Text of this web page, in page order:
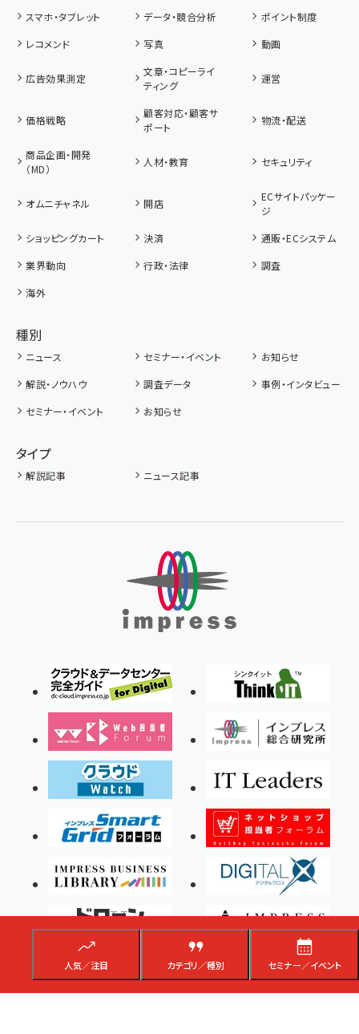
人気／注目 カテゴリ／種別 セミナー／イベント
スマホ・タブレット
データ・競合分析
ポイント制度
レコメンド
写真 動画
広告効果測定
文章・コピーライ
ティング
運営
価格戦略
顧客対応・顧客サ
ポート
物流・配送
商品企画・開発
（MD）
人材・教育 セキュリティ
オムニチャネル 開店
ECサイトパッケー
ジ
ショッピングカート
決済
通販・ECシステム
業界動向
行政・法律
調査
海外
種別
ニュース セミナー・イベント
お知らせ
解説・ノウハウ
調査データ
事例・インタビュー
セミナー・イベント
お知らせ
タイプ
解説記事 ニュース記事